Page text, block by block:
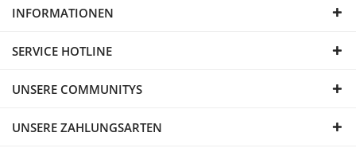
INFORMATIONEN
SERVICE HOTLINE
UNSERE COMMUNITYS
UNSERE ZAHLUNGSARTEN